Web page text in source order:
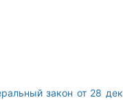
закон от 28